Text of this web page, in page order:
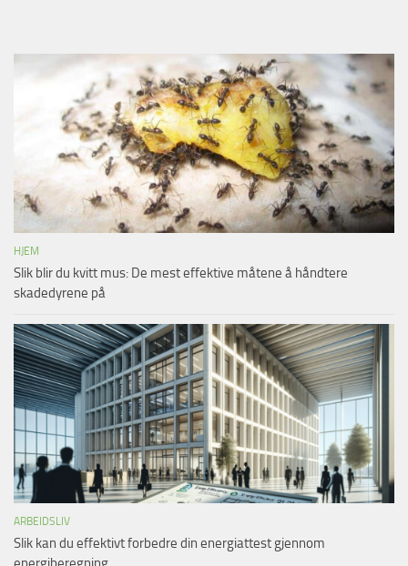
HJEM
Slik blir du kvitt mus: De mest effektive måtene å håndtere
skadedyrene på
ARBEIDSLIV
Slik kan du effektivt forbedre din energiattest gjennom